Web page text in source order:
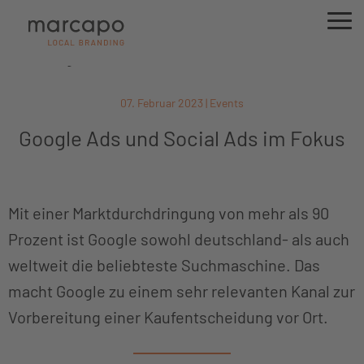
07. Februar 2023 | Events
Google Ads und Social Ads im Fokus
Mit einer Marktdurchdringung von mehr als 90
Prozent ist Google sowohl deutschland- als auch
weltweit die beliebteste Suchmaschine. Das
macht Google zu einem sehr relevanten Kanal zur
Vorbereitung einer Kaufentscheidung vor Ort.